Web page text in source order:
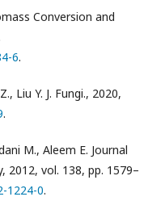
Conversion and
6.
Liu Y. J. Fungi., 2020,
.
M., Aleem E. Journal
2012, vol. 138, pp. 1579–
1224-0.